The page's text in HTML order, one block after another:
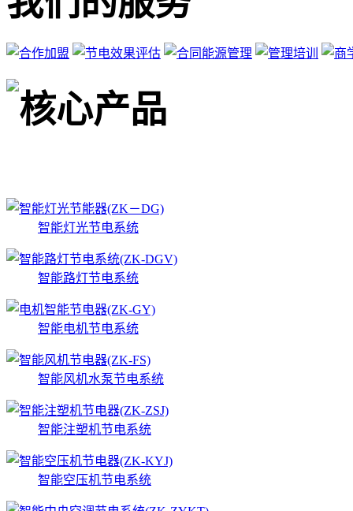
核心产品
智能灯光节电系统
智能路灯节电系统
智能电机节电系统
智能风机水泵节电系统
智能注塑机节电系统
智能空压机节电系统